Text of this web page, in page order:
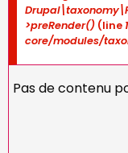
>preRender() (line
core/modules/
Pas de contenu